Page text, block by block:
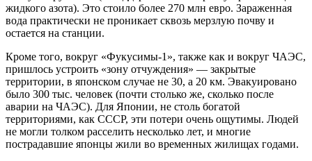
жидкого азота). Это стоило более 270 млн евро. Зараженная
вода практически не проникает сквозь мерзлую почву и
остается на станции.
Кроме того, вокруг «Фукусимы-1», также как и вокруг ЧАЭС,
пришлось устроить «зону отчуждения» — закрытые
территории, в японском случае не 30, а 20 км. Эвакуировано
было 300 тыс. человек (почти столько же, сколько после
аварии на ЧАЭС). Для Японии, не столь богатой
территориями, как СССР, эти потери очень ощутимы. Людей
не могли толком расселить несколько лет, и многие
пострадавшие японцы жили во временных жилищах годами.